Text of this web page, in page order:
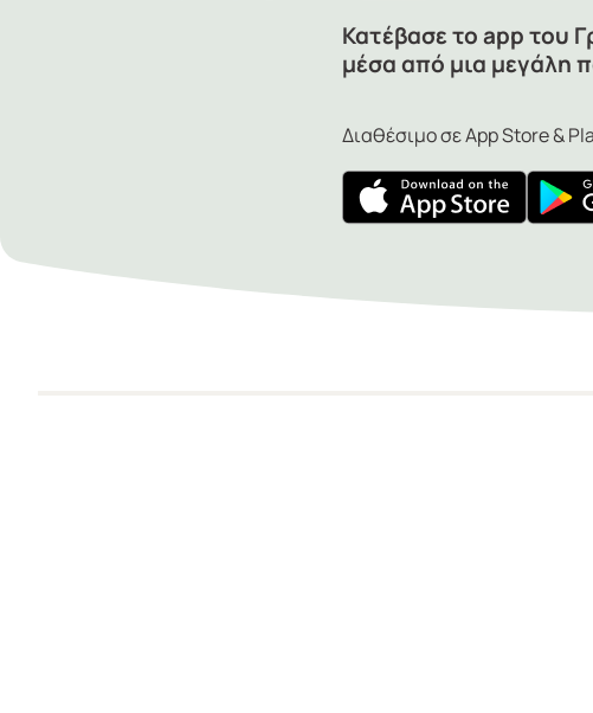
Κατέβασε το app του
μέσα από μια μεγάλη
Διαθέσιμο σε App Store &